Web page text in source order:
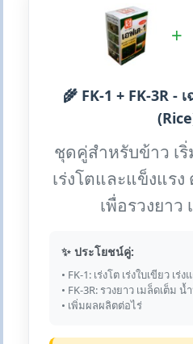
+
🌾 FK-1 + FK-3R -
ชุดคู่สำหรับข้าว เริ่
เร่งโตและแข็งแรง
เพื่อรวงยาว
✨ ประโยชน์คู่:
• FK-1: เร่งโต เร่งใบเขียว เร่
• FK-3R: รวงยาว เมล็ดเต็ม
• เพิ่มผลผลิตต่อไร่